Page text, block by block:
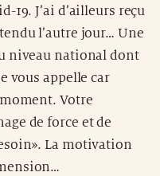
19. J’ai d’ailleurs reçu
l’autre jour… Une
niveau national dont
vous appelle car
Votre
de force et de
La motivation